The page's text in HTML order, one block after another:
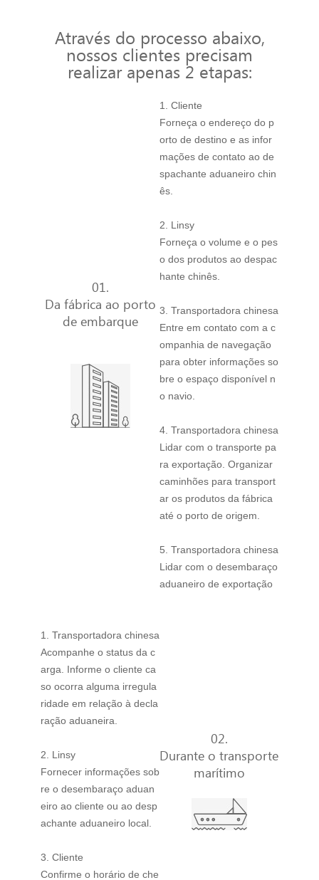
Através do processo abaixo,
nossos clientes precisam
realizar apenas 2 etapas:
01.
Da fábrica ao porto
de embarque
1. Cliente
Forneça o endereço do p
orto de destino e as infor
mações de contato ao de
spachante aduaneiro chin
ês.
2. Linsy
Forneça o volume e o pes
o dos produtos ao despac
hante chinês.
3. Transportadora chinesa
Entre em contato com a c
ompanhia de navegação
para obter informações so
bre o espaço disponível n
o navio.
4. Transportadora chinesa
Lidar com o transporte pa
ra exportação. Organizar
caminhões para transport
ar os produtos da fábrica
até o porto de origem.
5. Transportadora chinesa
Lidar com o desembaraço
aduaneiro de exportação
1. Transportadora chinesa
Acompanhe o status da c
arga. Informe o cliente ca
so ocorra alguma irregula
ridade em relação à decla
ração aduaneira.
2. Linsy
Fornecer informações sob
re o desembaraço aduan
eiro ao cliente ou ao desp
achante aduaneiro local.
3. Cliente
Confirme o horário de che
02.
Durante o transporte
marítimo